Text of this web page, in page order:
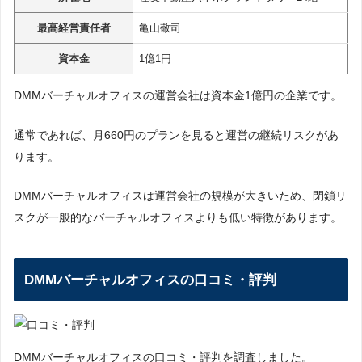
最高経営責任者 亀山敬司
資本金 1億1円
DMMバーチャルオフィスの運営会社は資本金1億円の企業です。
通常であれば、月660円のプランを見ると運営の継続リスクがあ
ります。
DMMバーチャルオフィスは運営会社の規模が大きいため、閉鎖リ
スクが一般的なバーチャルオフィスよりも低い特徴があります。
DMMバーチャルオフィスの口コミ・評判
DMMバーチャルオフィスの口コミ・評判を調査しました。